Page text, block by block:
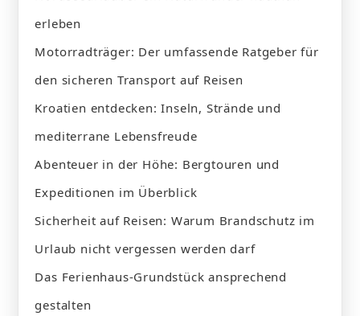
erleben
Motorradträger: Der umfassende Ratgeber für
den sicheren Transport auf Reisen
Kroatien entdecken: Inseln, Strände und
mediterrane Lebensfreude
Abenteuer in der Höhe: Bergtouren und
Expeditionen im Überblick
Sicherheit auf Reisen: Warum Brandschutz im
Urlaub nicht vergessen werden darf
Das Ferienhaus-Grundstück ansprechend
gestalten